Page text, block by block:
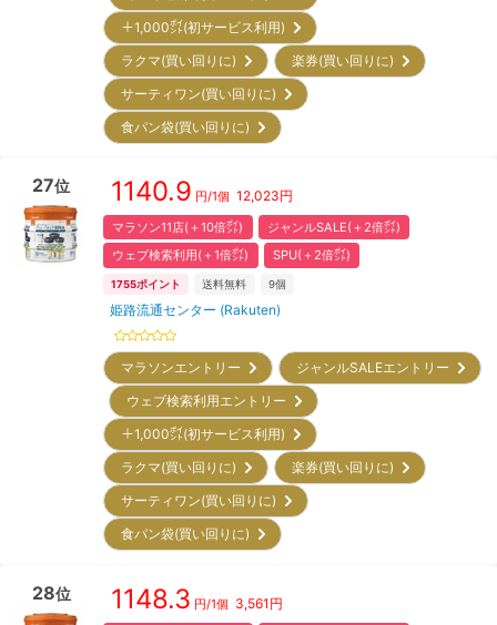
＋1,000㌽(初サービス利用)
ラクマ(買い回りに)
楽券(買い回りに)
サーティワン(買い回りに)
食パン袋(買い回りに)
27位 1140.9 円/1個 12,023円
マラソン11店(＋10倍㌽)
ジャンルSALE(＋2倍㌽)
ウェブ検索利用(＋1倍㌽)
SPU(＋2倍㌽)
1755ポイント 送料無料 9個
姫路流通センター (Rakuten)
マラソンエントリー
ジャンルSALEエントリー
ウェブ検索利用エントリー
＋1,000㌽(初サービス利用)
ラクマ(買い回りに)
楽券(買い回りに)
サーティワン(買い回りに)
食パン袋(買い回りに)
28位 1148.3 円/1個 3,561 円